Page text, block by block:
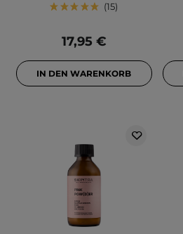
15
17,95 €
IN DEN WARENKORB